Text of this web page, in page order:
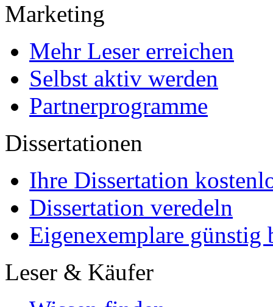
Marketing
Mehr Leser erreichen
Selbst aktiv werden
Partnerprogramme
Dissertationen
Ihre Dissertation
Dissertation veredeln
Eigenexemplare günstig
Leser & Käufer